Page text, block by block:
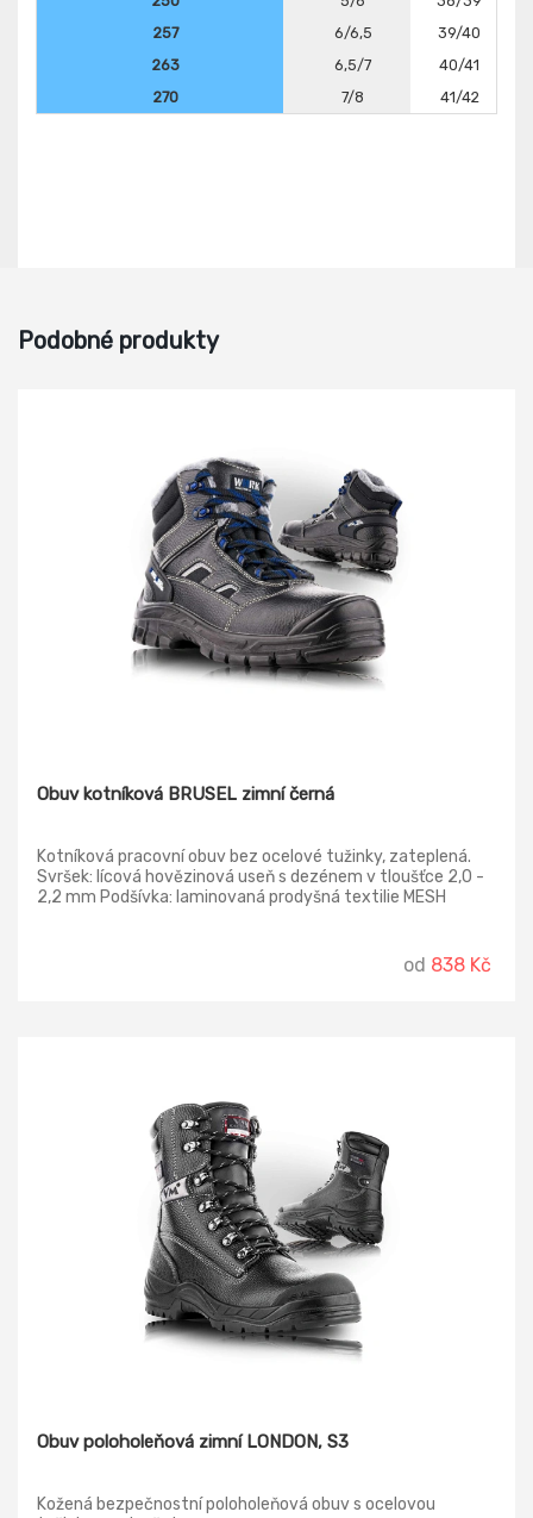
257
6/6,5
39/40
263
6,5/7
40/41
270
7/8 41/42
Podobné produkty
Obuv kotníková BRUSEL zimní černá
Kotníková pracovní obuv bez ocelové tužinky, zateplená.
Svršek: lícová hovězinová useň s dezénem v tloušťce 2,0 -
2,2 mm Podšívka: laminovaná prodyšná textilie MESH
polyuretan/RUBBER do 300°, olejivzdorná, antistatická,
protiskluzová, dvousložkový nástřik Provedení: - S3W SRC –
od 838 Kč
Obuv poloholeňová zimní LONDON, S3
Kožená bezpečnostní poloholeňová obuv s ocelovou